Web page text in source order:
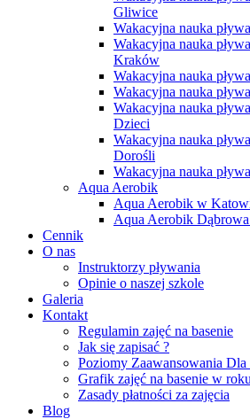
Gliwice
Wakacyjna nauka
Wakacyjna nauka
Kraków
Wakacyjna nauka
Wakacyjna nauka
Wakacyjna nauka
Dzieci
Wakacyjna nauka
Dorośli
Wakacyjna nauka
Aqua Aerobik
Aqua Aerobik w
Aqua Aerobik
Cennik
O nas
Instruktorzy pływania
Opinie o naszej szkole
Galeria
Kontakt
Regulamin zajęć na basenie
Jak się zapisać ?
Poziomy Zaawansowania Dla
Grafik zajęć na basenie w
Zasady płatności za zajęcia
Blog